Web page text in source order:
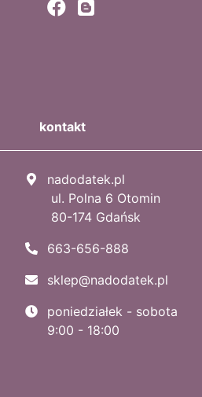
kontakt
nadodatek.pl
ul. Polna 6 Otomin
80-174 Gdańsk
663-656-888
sklep@nadodatek.pl
poniedziałek - sobota
9:00 - 18:00